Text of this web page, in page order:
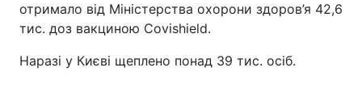
отримало від Міністерства охорони здоров’я 42,6
тис. доз вакциною Covishield.
Наразі у Києві щеплено понад 39 тис. осіб.